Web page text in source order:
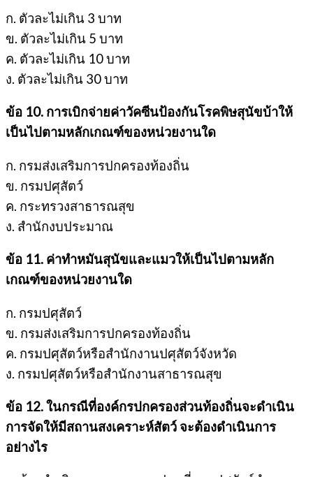
ก. ตัวละไม่เกิน 3 บาท
ข. ตัวละไม่เกิน 5 บาท
ค. ตัวละไม่เกิน 10 บาท
ง. ตัวละไม่เกิน 30 บาท
ข้อ 10. การเบิกจ่ายค่าวัคซีนป้องกันโรคพิษสุนัขบ้าให้
เป็นไปตามหลักเกณฑ์ของหน่วยงานใด
ก. กรมส่งเสริมการปกครองท้องถิ่น
ข. กรมปศุสัตว์
ค. กระทรวงสาธารณสุข
ง. สำนักงบประมาณ
ข้อ 11. ค่าทำหมันสุนัขและแมวให้เป็นไปตามหลัก
เกณฑ์ของหน่วยงานใด
ก. กรมปศุสัตว์
ข. กรมส่งเสริมการปกครองท้องถิ่น
ค. กรมปศุสัตว์หรือสำนักงานปศุสัตว์จังหวัด
ง. กรมปศุสัตว์หรือสำนักงานสาธารณสุข
ข้อ 12. ในกรณีที่องค์กรปกครองส่วนท้องถิ่นจะดำเนิน
การจัดให้มีสถานสงเคราะห์สัตว์ จะต้องดำเนินการ
อย่างไร